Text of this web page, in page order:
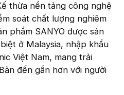
thừa nền tảng công nghệ
soát chất lượng nghiêm
phẩm SANYO được sản
ở Malaysia, nhập khẩu
Việt Nam, mang trải
đến gần hơn với người